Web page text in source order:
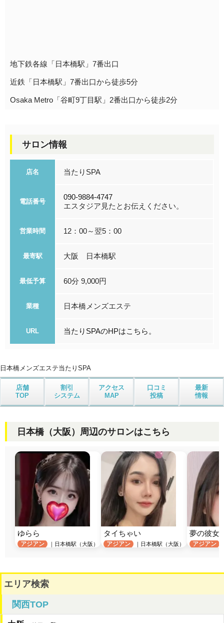
地下鉄各線「日本橋駅」7番出口
近鉄「日本橋駅」7番出口から徒歩5分
Osaka Metro「谷町9丁目駅」2番出口から徒歩2分
サロン情報
店名 当たりSPA
電話番号
090-9884-4747
エスタジア見たとお伝えください。
営業時間 12：00～翌5：00
最寄駅 大阪 日本橋駅
最低予算 60分 9,000円
業種 日本橋メンズエステ
URL 当たりSPAのHPはこちら。
日本橋メンズエステ当たりSPA
店舗
TOP
割引
システム
アクセス
MAP
口コミ
投稿
最新
情報
日本橋（大阪）周辺のサロンはこちら
ゆらら
アジアン ｜日本橋駅（大阪）
タイちゃい
アジアン ｜日本橋駅（大阪）
夢の彼女
アジアン
エリア検索
関西TOP